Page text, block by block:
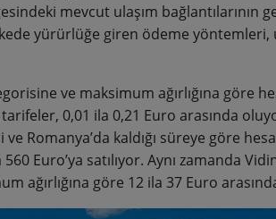
mevcut ulaşım bağlantılarının
yürürlüğe giren ödeme yöntemleri,
ve maksimum ağırlığına göre
0,01 ila 0,21 Euro arasında
Romanya’da kaldığı süreye göre
Euro’ya satılıyor. Aynı zamanda
ağırlığına göre 12 ila 37 Euro